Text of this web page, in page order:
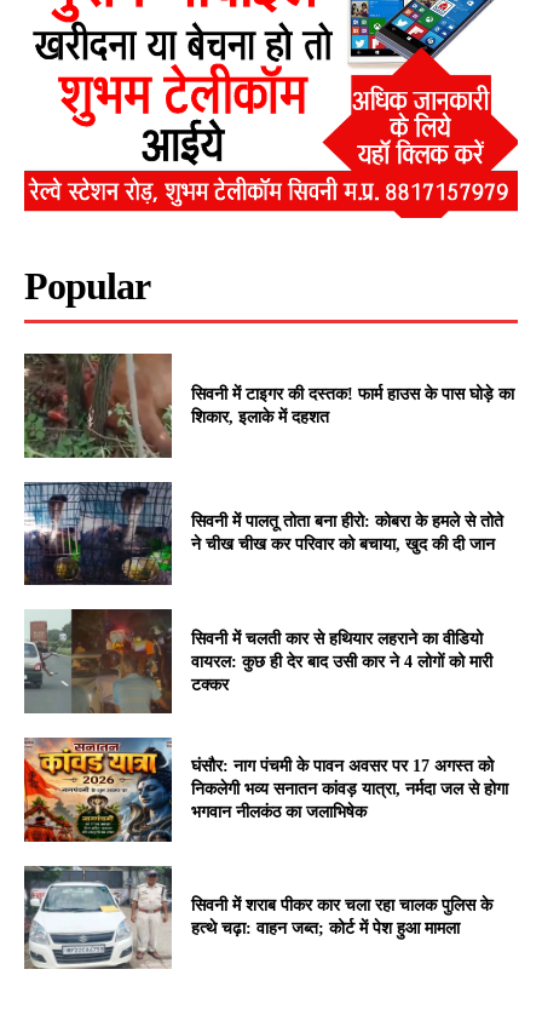
Popular
सिवनी में टाइगर की दस्तक! फार्म हाउस के पास घोड़े का
शिकार, इलाके में दहशत
सिवनी में पालतू तोता बना हीरो: कोबरा के हमले से तोते
ने चीख चीख कर परिवार को बचाया, खुद की दी जान
सिवनी में चलती कार से हथियार लहराने का वीडियो
वायरल: कुछ ही देर बाद उसी कार ने 4 लोगों को मारी
टक्कर
घंसौर: नाग पंचमी के पावन अवसर पर 17 अगस्त को
निकलेगी भव्य सनातन कांवड़ यात्रा, नर्मदा जल से होगा
भगवान नीलकंठ का जलाभिषेक
सिवनी में शराब पीकर कार चला रहा चालक पुलिस के
हत्थे चढ़ा: वाहन जब्त; कोर्ट में पेश हुआ मामला